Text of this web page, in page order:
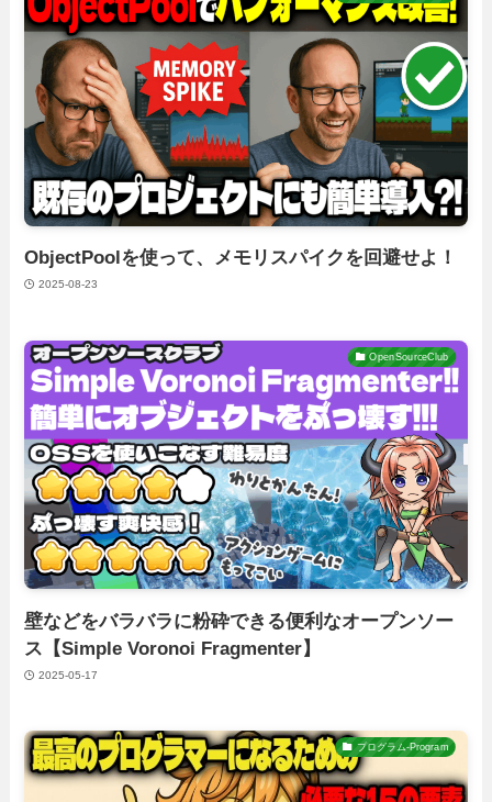
ObjectPoolを使って、メモリスパイクを回避せよ！
2025-08-23
OpenSourceClub
壁などをバラバラに粉砕できる便利なオープンソー
ス【Simple Voronoi Fragmenter】
2025-05-17
プログラム-Program